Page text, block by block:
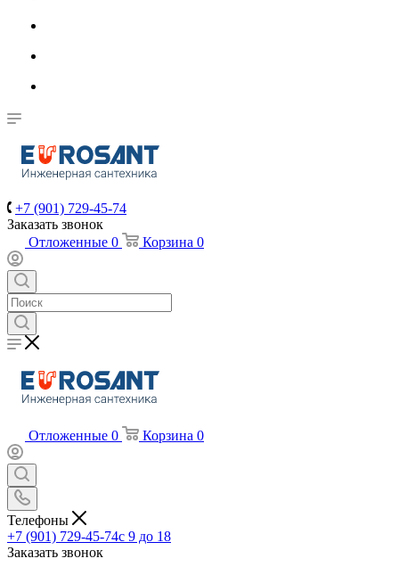
+7 (901) 729-45-74
Заказать звонок
Отложенные 0 Корзина 0
Отложенные 0 Корзина 0
Телефоны
+7 (901) 729-45-74c 9 до 18
Заказать звонок